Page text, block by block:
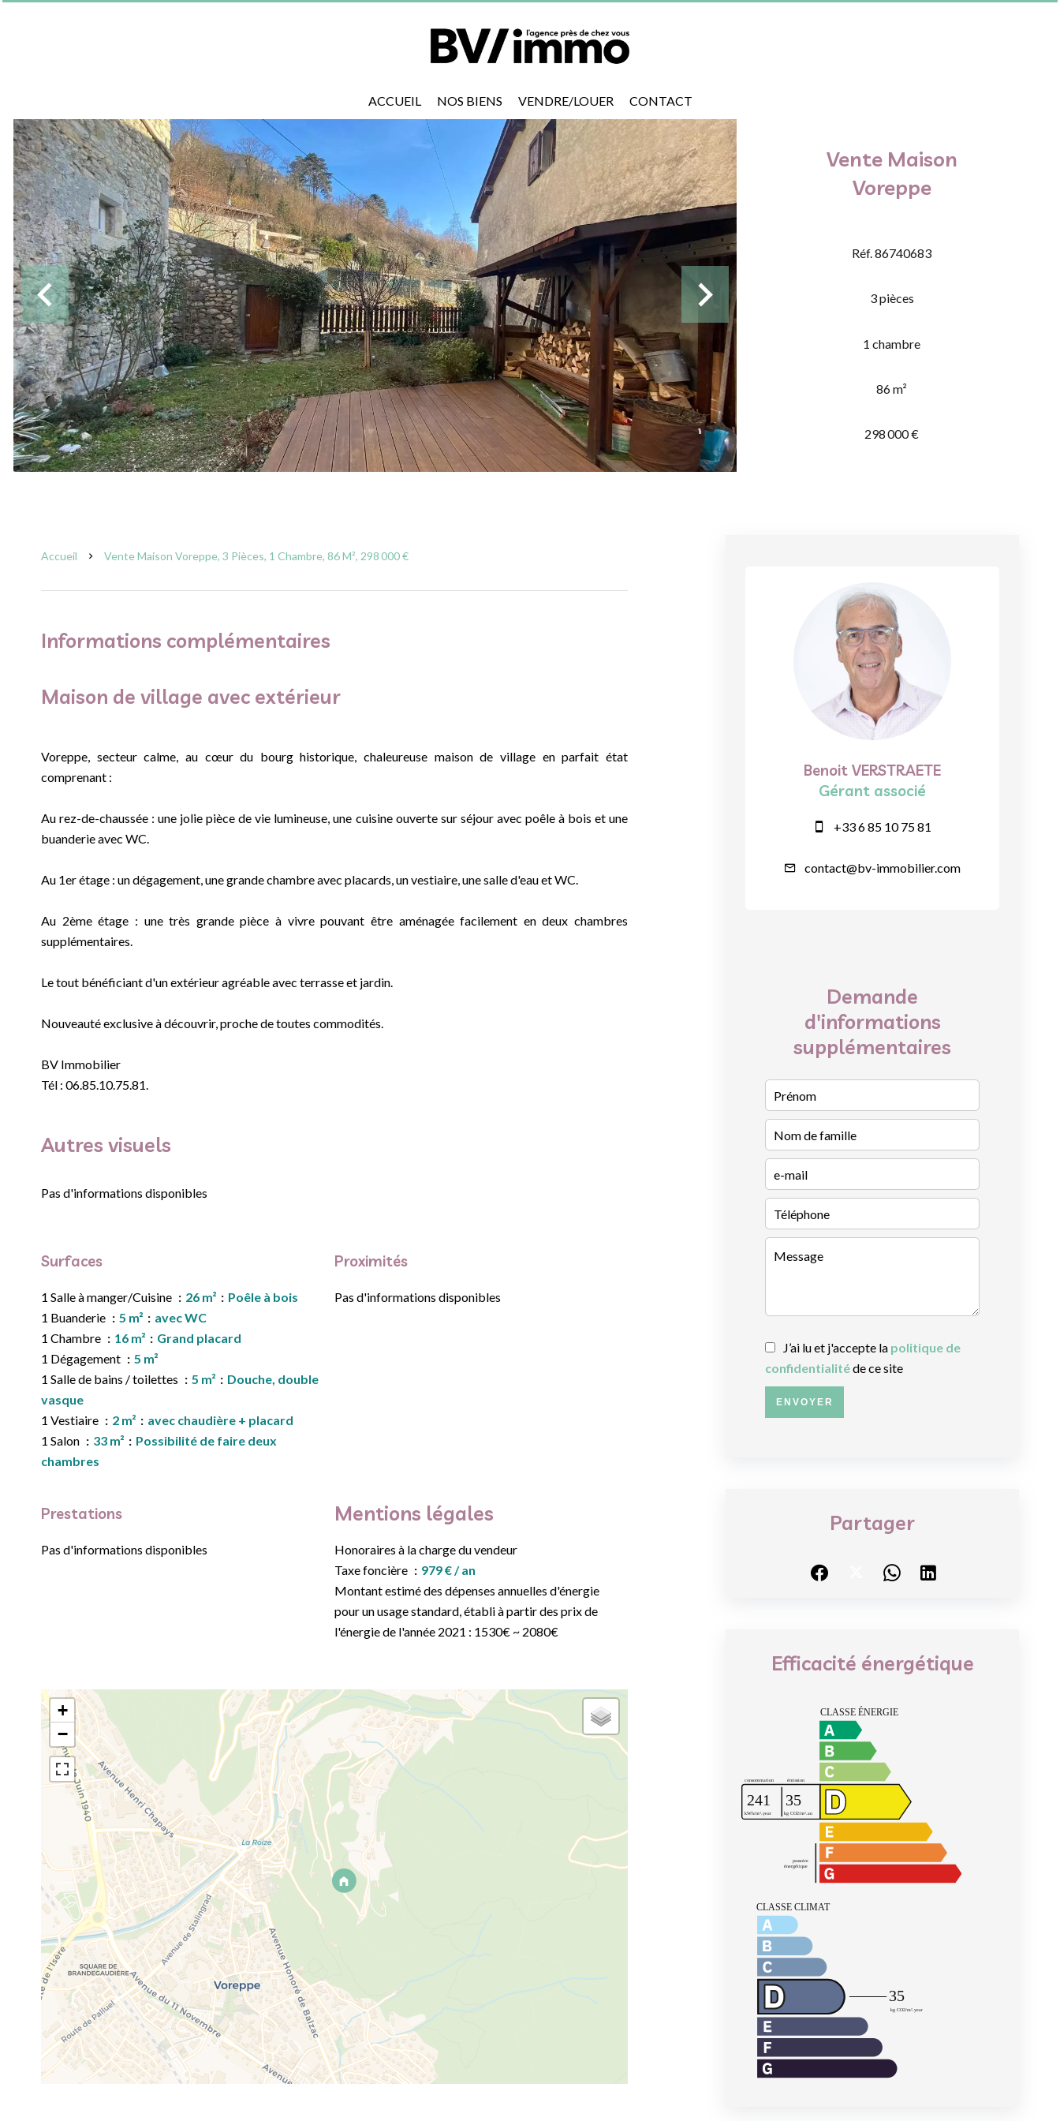
ACCUEIL NOS BIENS VENDRE/LOUER CONTACT
Vente Maison
Voreppe
Réf. 86740683
3 pièces
1 chambre
86 m²
298 000 €
Accueil Vente Maison Voreppe, 3 Pièces, 1 Chambre, 86 M², 298 000 €
Informations complémentaires
Maison de village avec extérieur
Voreppe, secteur calme, au cœur du bourg historique, chaleureuse maison de village en parfait état
comprenant :
Au rez-de-chaussée : une jolie pièce de vie lumineuse, une cuisine ouverte sur séjour avec poêle à bois et une
buanderie avec WC.
Au 1er étage : un dégagement, une grande chambre avec placards, un vestiaire, une salle d'eau et WC.
Au 2ème étage : une très grande pièce à vivre pouvant être aménagée facilement en deux chambres
supplémentaires.
Le tout bénéficiant d'un extérieur agréable avec terrasse et jardin.
Nouveauté exclusive à découvrir, proche de toutes commodités.
BV Immobilier
Tél : 06.85.10.75.81.
Autres visuels
Pas d'informations disponibles
Surfaces
1 Salle à manger/Cuisine 26 m²
Poêle à bois
1 Buanderie
5 m²
avec WC
1 Chambre
16 m²
Grand placard
1 Dégagement
5 m²
1 Salle de bains / toilettes
5 m²
Douche, double
vasque
1 Vestiaire
2 m²
avec chaudière + placard
1 Salon
33 m²
Possibilité de faire deux
chambres
Proximités
Pas d'informations disponibles
Prestations
Pas d'informations disponibles
Mentions légales
Honoraires à la charge du vendeur
Taxe foncière
979 € / an
Montant estimé des dépenses annuelles d'énergie
pour un usage standard, établi à partir des prix de
l'énergie de l'année 2021 : 1530€ ~ 2080€
+
−
Benoit VERSTRAETE
Gérant associé
+33 6 85 10 75 81
contact@bv-immobilier.com
Demande
d'informations
supplémentaires
J’ai lu et j'accepte la politique de
confidentialitéde ce site
ENVOYER
Partager
Efficacité énergétique